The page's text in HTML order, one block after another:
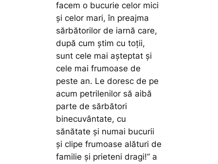
facem o bucurie celor mici
și celor mari, în preajma
sărbătorilor de iarnă care,
după cum știm cu toții,
sunt cele mai așteptat și
cele mai frumoase de
peste an. Le doresc de pe
acum petrilenilor să aibă
parte de sărbători
binecuvântate, cu
sănătate și numai bucurii
și clipe frumoase alături de
familie și prieteni dragi!” a